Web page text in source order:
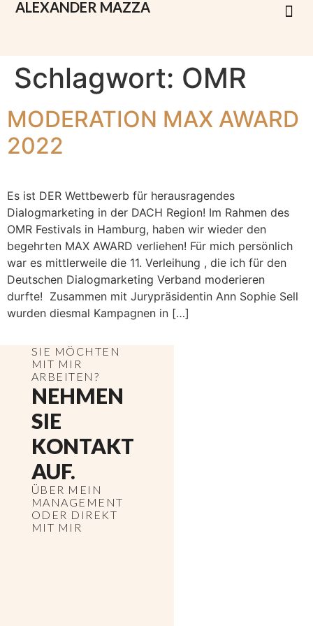
ALEXANDER MAZZA
Schlagwort: OMR
MODERATION MAX AWARD
2022
Es ist DER Wettbewerb für herausragendes
Dialogmarketing in der DACH Region! Im Rahmen des
OMR Festivals in Hamburg, haben wir wieder den
begehrten MAX AWARD verliehen! Für mich persönlich
war es mittlerweile die 11. Verleihung , die ich für den
Deutschen Dialogmarketing Verband moderieren
durfte! Zusammen mit Jurypräsidentin Ann Sophie Sell
wurden diesmal Kampagnen in […]
SIE MÖCHTEN
MIT MIR
ARBEITEN?
NEHMEN
SIE
KONTAKT
AUF.
ÜBER MEIN
MANAGEMENT
ODER DIREKT
MIT MIR